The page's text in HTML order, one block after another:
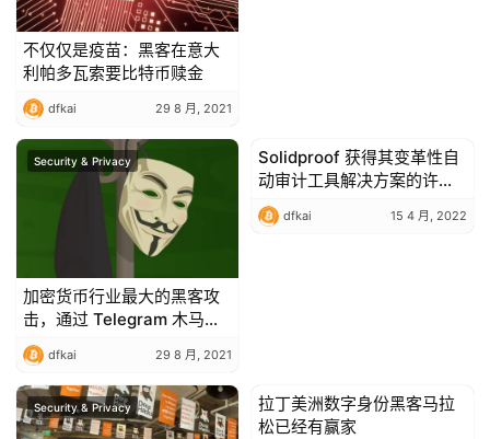
不仅仅是疫苗：黑客在意大
利帕多瓦索要比特币赎金
dfkai 29 8 月, 2021
Security & Privacy
加密货币行业最大的黑客攻
击，通过 Telegram 木马和
其他网络安全事件传播
dfkai 29 8 月, 2021
Security & Privacy
Solidproof 获得其变革性自
动审计工具解决方案的许可
证
dfkai 15 4 月, 2022
Security & Privacy Security & Privacy
拉丁美洲数字身份黑客马拉
松已经有赢家